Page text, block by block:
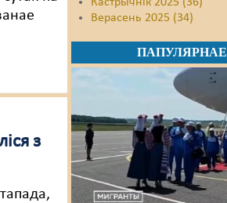
з
Верасень 2025 (34)
ПАПУЛЯРНАЕ